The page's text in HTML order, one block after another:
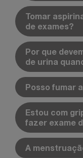
Tomar
de exames?
Por que
de urina
Posso fumar
Estou com
fazer exame
A